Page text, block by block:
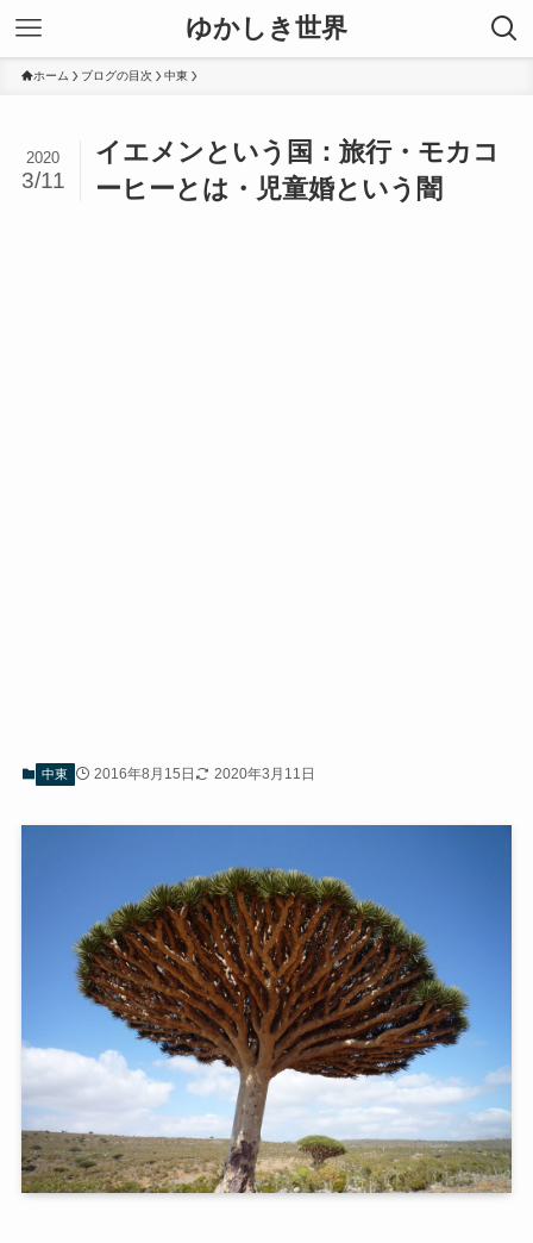
ゆかしき世界
ホーム ブログの目次 中東
イエメンという国：旅行・モカコ
ーヒーとは・児童婚という闇
2020
3/11
中東 2016年8月15日 2020年3月11日